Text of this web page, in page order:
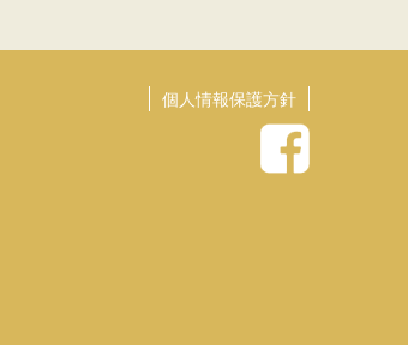
個人情報保護方針